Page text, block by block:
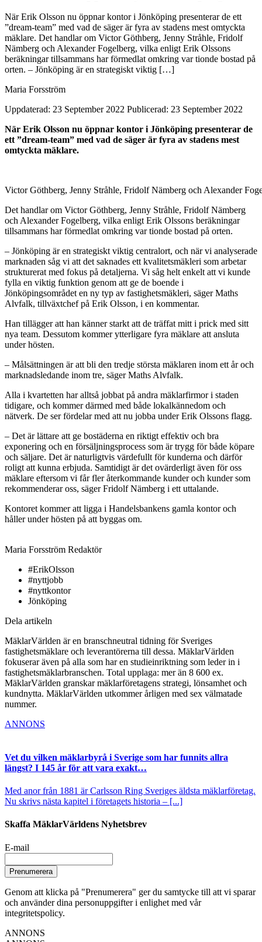
När Erik Olsson nu öppnar kontor i Jönköping presenterar de ett
”dream-team” med vad de säger är fyra av stadens mest omtyckta
mäklare. Det handlar om Victor Göthberg, Jenny Stråhle, Fridolf
Nämberg och Alexander Fogelberg, vilka enligt Erik Olssons
beräkningar tillsammans har förmedlat omkring var tionde bostad på
orten. – Jönköping är en strategiskt viktig […]
Maria Forsström
Uppdaterad: 23 September 2022 Publicerad: 23 September 2022
När Erik Olsson nu öppnar kontor i Jönköping presenterar de
ett ”dream-team” med vad de säger är fyra av stadens mest
omtyckta mäklare.
Victor Göthberg, Jenny Stråhle, Fridolf Nämberg och Alexander
Det handlar om Victor Göthberg, Jenny Stråhle, Fridolf Nämberg
och Alexander Fogelberg, vilka enligt Erik Olssons beräkningar
tillsammans har förmedlat omkring var tionde bostad på orten.
– Jönköping är en strategiskt viktig centralort, och när vi analyserade
marknaden såg vi att det saknades ett kvalitetsmäkleri som arbetar
strukturerat med fokus på detaljerna. Vi såg helt enkelt att vi kunde
fylla en viktig funktion genom att ge de boende i
Jönköpingsområdet en ny typ av fastighetsmäkleri, säger Maths
Alvfalk, tillväxtchef på Erik Olsson, i en kommentar.
Han tillägger att han känner starkt att de träffat mitt i prick med sitt
nya team. Dessutom kommer ytterligare fyra mäklare att ansluta
under hösten.
– Målsättningen är att bli den tredje största mäklaren inom ett år och
marknadsledande inom tre, säger Maths Alvfalk.
Alla i kvartetten har alltså jobbat på andra mäklarfirmor i staden
tidigare, och kommer därmed med både lokalkännedom och
nätverk. De ser fördelar med att nu jobba under Erik Olssons flagg.
– Det är lättare att ge bostäderna en riktigt effektiv och bra
exponering och en försäljningsprocess som är trygg för både köpare
och säljare. Det är naturligtvis värdefullt för kunderna och därför
roligt att kunna erbjuda. Samtidigt är det ovärderligt även för oss
mäklare eftersom vi får fler återkommande kunder och kunder som
rekommenderar oss, säger Fridolf Nämberg i ett uttalande.
Kontoret kommer att ligga i Handelsbankens gamla kontor och
håller under hösten på att byggas om.
Maria Forsström Redaktör
#ErikOlsson
#nyttjobb
#nyttkontor
Jönköping
Dela artikeln
MäklarVärlden är en branschneutral tidning för Sveriges
fastighetsmäklare och leverantörerna till dessa. MäklarVärlden
fokuserar även på alla som har en studieinriktning som leder in i
fastighetsmäklarbranschen. Total upplaga: mer än 8 600 ex.
MäklarVärlden granskar mäklarföretagens strategi, lönsamhet och
kundnytta. MäklarVärlden utkommer årligen med sex välmatade
nummer.
ANNONS
Vet du vilken mäklarbyrå i Sverige som har funnits allra
längst? I 145 år för att vara exakt…
Med anor från 1881 är Carlsson Ring Sveriges äldsta mäklarföretag.
Nu skrivs nästa kapitel i företagets historia – [...]
Skaffa MäklarVärldens Nyhetsbrev
E-mail
Prenumerera
Genom att klicka på "Prenumerera" ger du samtycke till att vi sparar
och använder dina personuppgifter i enlighet med vår
integritetspolicy.
ANNONS